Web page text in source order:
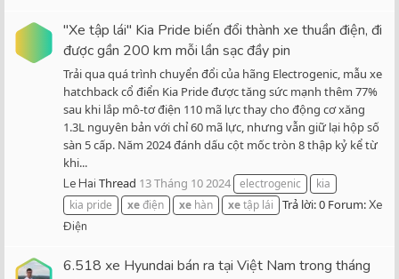
"Xe tập lái" Kia Pride biến đổi thành xe thuần điện, đi
được gần 200 km mỗi lần sạc đầy pin
Trải qua quá trình chuyển đổi của hãng Electrogenic, mẫu xe
hatchback cổ điển Kia Pride được tăng sức mạnh thêm 77%
sau khi lắp mô-tơ điện 110 mã lực thay cho động cơ xăng
1.3L nguyên bản với chỉ 60 mã lực, nhưng vẫn giữ lại hộp số
sàn 5 cấp. Năm 2024 đánh dấu cột mốc tròn 8 thập kỷ kể từ
khi...
Le Hai Thread 13 Tháng 10 2024 electrogenic
kia
kia pride
xeđiện xe hàn xetập lái Trả lời: 0 Forum:Xe
Điện
6.518 xe Hyundai bán ra tại Việt Nam trong tháng